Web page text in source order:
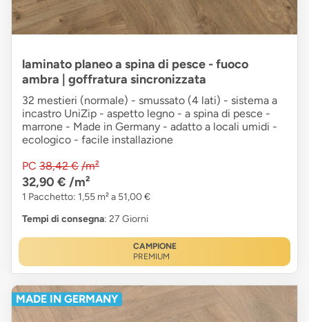
laminato planeo a spina di pesce - fuoco
ambra | goffratura sincronizzata
32 mestieri (normale) - smussato (4 lati) - sistema a
incastro UniZip - aspetto legno - a spina di pesce -
marrone - Made in Germany - adatto a locali umidi -
ecologico - facile installazione
PC 38,42 € /m²
32,90 € /m²
1 Pacchetto: 1,55 m² a 51,00 €
Tempi di consegna: 27 Giorni
CAMPIONE
PREMIUM
MADE IN GERMANY